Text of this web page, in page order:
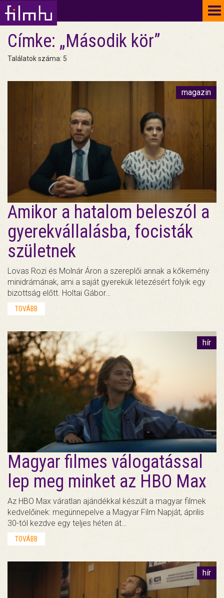
Címke: „Második kör”
Találatok száma: 5
magazin
Amikor a hatalom beleszól a
gyerekvállalásba, focisták
születnek
Lovas Rozi és Molnár Áron a szereplői annak a kőkemény
minidrámának, ami a saját gyerekük létezésért folyik egy
bizottság előtt. Holtai Gábor…
TOVÁBB
hír
Magyar filmes válogatással
lep meg minket az HBO Max
Az HBO Max váratlan ajándékkal készült a magyar filmek
kedvelőinek: megünnepelve a Magyar Film Napját, április
30-tól kezdve egy teljes héten át…
TOVÁBB
hír